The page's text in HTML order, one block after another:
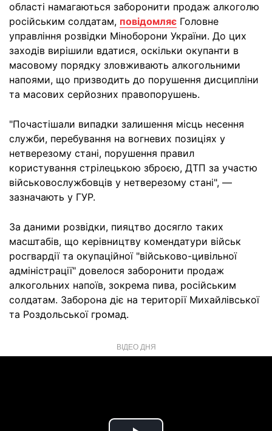
області намагаються заборонити продаж алкоголю
російським солдатам, повідомляє Головне
управління розвідки Міноборони України. До цих
заходів вирішили вдатися, оскільки окупанти в
масовому порядку зловживають алкогольними
напоями, що призводить до порушення дисципліни
та масових серйозних правопорушень.
"Почастішали випадки залишення місць несення
служби, перебування на вогневих позиціях у
нетверезому стані, порушення правил
користування стрілецькою зброєю, ДТП за участю
військовослужбовців у нетверезому стані", —
зазначають у ГУР.
За даними розвідки, пияцтво досягло таких
масштабів, що керівництву комендатури військ
росгвардії та окупаційної "військово-цивільної
адміністрації" довелося заборонити продаж
алкогольних напоїв, зокрема пива, російським
солдатам. Заборона діє на території Михайлівської
та Роздольської громад.
ВІДЕО ДНЯ